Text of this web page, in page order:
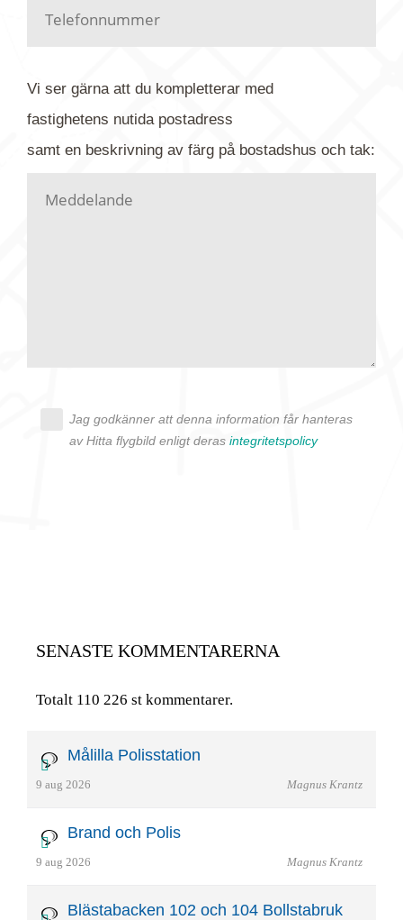
Har du kanske en urblekt flygbild ber vi dig titta på
kontaktar dig så fort vi kan, givetvis utan
Vi ser gärna att du kompletterar med
fastighetens nutida postadress
samt en beskrivning av färg på bostadshus och tak:
Jag godkänner att denna information får hanteras
av Hitta flygbild enligt deras integritetspolicy
SENASTE KOMMENTARERNA
Totalt 110 226 st kommentarer.
Målilla Polisstation
9 aug 2026 Magnus Krantz
Brand och Polis
9 aug 2026 Magnus Krantz
Blästabacken 102 och 104 Bollstabruk